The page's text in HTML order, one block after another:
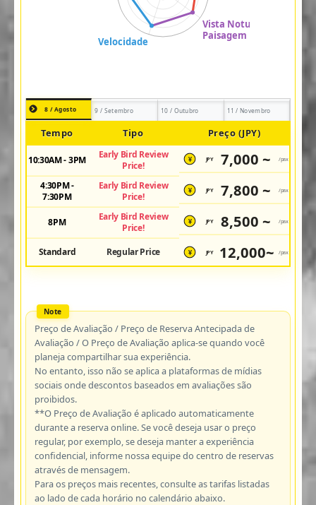
8 / Agosto 9 / Setembro 10 / Outubro 11 / Novembro
Tempo Tipo Preço (JPY)
10:30AM - 3PM
Early Bird Review
Price!
¥ JPY 7,000 ~ /pax
4:30PM -
7:30PM
Early Bird Review
Price!
¥ JPY 7,800 ~ /pax
8PM
Early Bird Review
Price!
¥ JPY 8,500 ~ /pax
Standard Regular Price ¥ JPY 12,000~ /pax
Preço de Avaliação / Preço de Reserva Antecipada de
Avaliação / O Preço de Avaliação aplica-se quando você
planeja compartilhar sua experiência.
No entanto, isso não se aplica a plataformas de mídias
sociais onde descontos baseados em avaliações são
proibidos.
**O Preço de Avaliação é aplicado automaticamente
durante a reserva online. Se você deseja usar o preço
regular, por exemplo, se deseja manter a experiência
confidencial, informe nossa equipe do centro de reservas
através de mensagem.
Para os preços mais recentes, consulte as tarifas listadas
ao lado de cada horário no calendário abaixo.